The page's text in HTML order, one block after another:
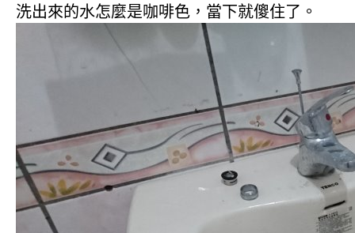
洗出來的水怎麼是咖啡色，當下就傻住了。